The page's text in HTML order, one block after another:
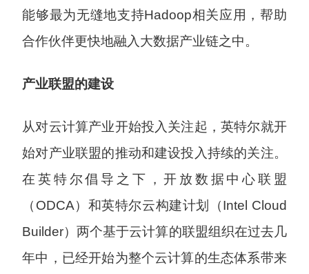
能够最为无缝地支持Hadoop相关应用，帮助
合作伙伴更快地融入大数据产业链之中。
产业联盟的建设
从对云计算产业开始投入关注起，英特尔就开
始对产业联盟的推动和建设投入持续的关注。
在英特尔倡导之下，开放数据中心联盟
（ODCA）和英特尔云构建计划（Intel Cloud
Builder）两个基于云计算的联盟组织在过去几
年中，已经开始为整个云计算的生态体系带来